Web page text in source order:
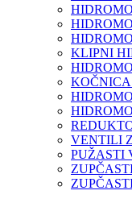
KLIPNI
VENTILI
PUŽASTI